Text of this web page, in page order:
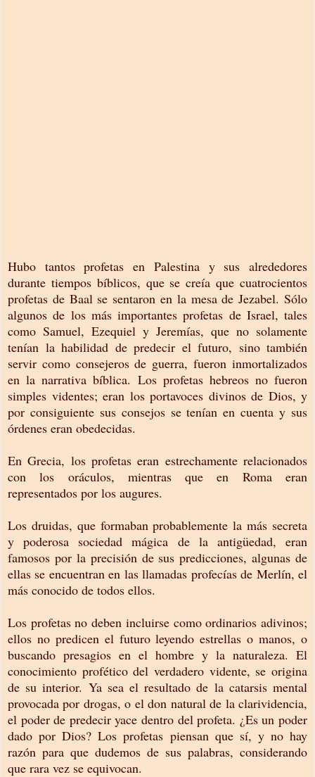
Hubo tantos profetas en Palestina y sus alrededores
durante tiempos bíblicos, que se creía que cuatrocientos
profetas de Baal se sentaron en la mesa de Jezabel. Sólo
algunos de los más importantes profetas de Israel, tales
como Samuel, Ezequiel y Jeremías, que no solamente
tenían la habilidad de predecir el futuro, sino también
servir como consejeros de guerra, fueron inmortalizados
en la narrativa bíblica. Los profetas hebreos no fueron
simples videntes; eran los portavoces divinos de Dios, y
por consiguiente sus consejos se tenían en cuenta y sus
órdenes eran obedecidas.
En Grecia, los profetas eran estrechamente relacionados
con los oráculos, mientras que en Roma eran
representados por los augures.
Los druidas, que formaban probablemente la más secreta
y poderosa sociedad mágica de la antigüedad, eran
famosos por la precisión de sus predicciones, algunas de
ellas se encuentran en las llamadas profecías de Merlín, el
más conocido de todos ellos.
Los profetas no deben incluirse como ordinarios adivinos;
ellos no predicen el futuro leyendo estrellas o manos, o
buscando presagios en el hombre y la naturaleza. El
conocimiento profético del verdadero vidente, se origina
de su interior. Ya sea el resultado de la catarsis mental
provocada por drogas, o el don natural de la clarividencia,
el poder de predecir yace dentro del profeta. ¿Es un poder
dado por Dios? Los profetas piensan que sí, y no hay
razón para que dudemos de sus palabras, considerando
que rara vez se equivocan.